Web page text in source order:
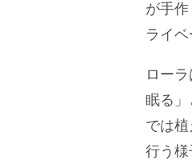
が手
ライベ
ロー
眠る」
では
行う様